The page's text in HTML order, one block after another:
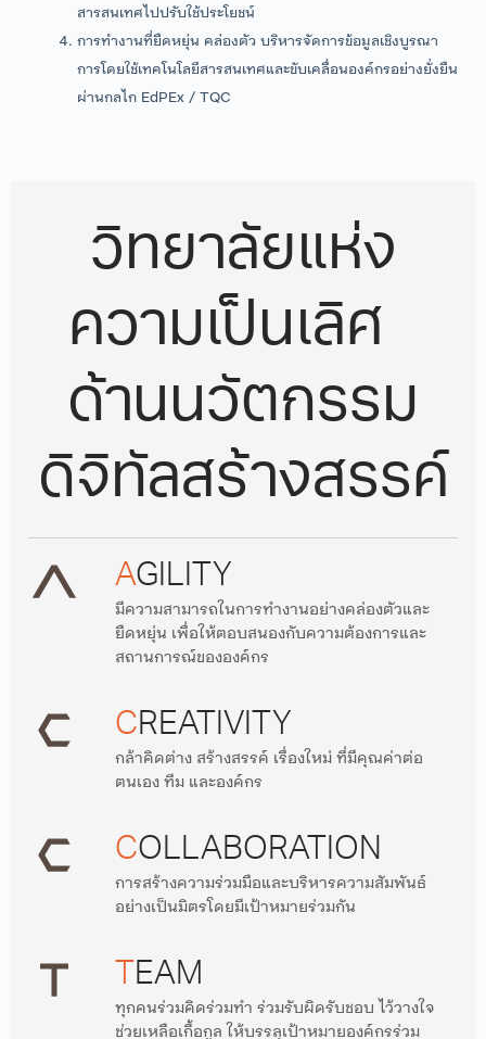
สารสนเทศไปปรับใช้ประโยชน์
การทำงานที่ยืดหยุ่น คล่องตัว บริหารจัดการข้อมูลเชิงบูรณา
การโดยใช้เทคโนโลยีสารสนเทศ และขับเคลื่อนองค์กรอย่างยั่งยืน
ผ่านกลไก EdPEx / TQC
วิทยาลัยแห่ง
ความเป็นเลิศ
ด้านนวัตกรรม
ดิจิทัลสร้างสรรค์
AGILITY
มีความสามารถในการทำงานอย่างคล่องตัวและ
ยืดหยุ่น เพื่อให้ตอบสนองกับความต้องการและ
สถานการณ์ขององค์กร
CREATIVITY
กล้าคิดต่าง สร้างสรรค์ เรื่องใหม่ ที่มีคุณค่าต่อ
ตนเอง ทีม และองค์กร
COLLABORATION
การสร้างความร่วมมือและบริหารความสัมพันธ์
อย่างเป็นมิตรโดยมีเป้าหมายร่วมกัน
T EAM
ทุกคนร่วมคิดร่วมทำ ร่วมรับผิดรับชอบ ไว้วางใจ
ช่วยเหลือเกื้อกูล ให้บรรลุเป้าหมายองค์กรร่วม